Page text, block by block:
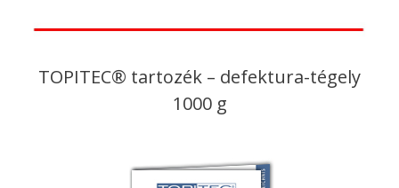
TOPITEC® tartozék – defektura-tégely
1000 g